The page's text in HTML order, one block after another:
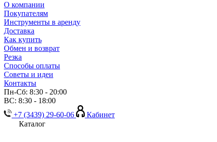
О компании
Покупателям
Инструменты в аренду
Доставка
Как купить
Обмен и возврат
Резка
Способы оплаты
Советы и идеи
Контакты
Пн-Сб: 8:30 - 20:00
ВС: 8:30 - 18:00
+7 (3439) 29-60-06
Кабинет
Каталог